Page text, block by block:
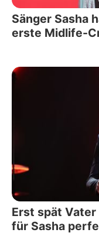
Sänger Sasha
erste Midlife-
Erst spät
für Sasha